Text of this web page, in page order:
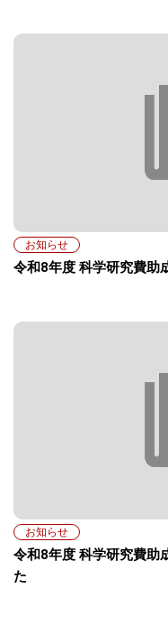
お知らせ
令和8年度 科学研究費助
お知らせ
令和8年度 科学研究費助
た